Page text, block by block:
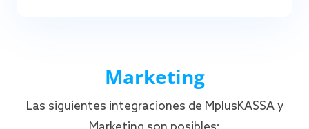
Marketing
Las siguientes integraciones de MplusKASSA y